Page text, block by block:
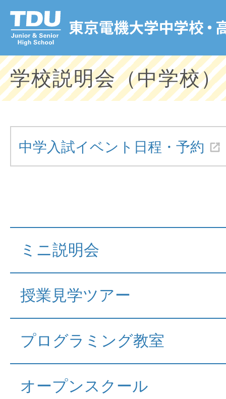
学校説明会（中学校）
中学入試イベント日程・予約
ミニ説明会
授業見学ツアー
プログラミング教室
オープンスクール